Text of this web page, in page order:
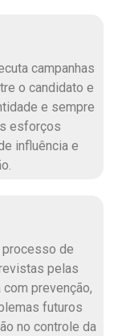
campanhas
o candidato e
e sempre
esforços
influência e
de
pelas
prevenção,
futuros
no controle da